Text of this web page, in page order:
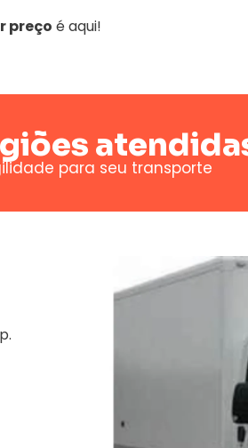
preço é aqui!
para seu transporte